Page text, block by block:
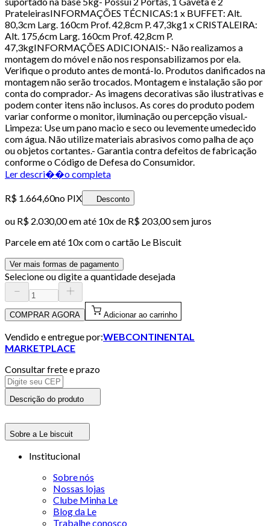
PrateleirasINFORMAÇÕES TÉCNICAS:1 x BUFFET: Alt.
80,3cm Larg. 160cm Prof. 42,8cm P. 47,3kg1 x CRISTALEIRA:
Alt. 175,6cm Larg. 160cm Prof. 42,8cm P.
47,3kgINFORMAÇÕES ADICIONAIS:- Não realizamos a
montagem do móvel e não nos responsabilizamos por ela.
Verifique o produto antes de montá-lo. Produtos danificados na
montagem não serão trocados. Montagem e instalação são por
conta do comprador.- As imagens decorativas são ilustrativas e
podem conter itens não inclusos. As cores do produto podem
variar conforme o monitor, iluminação ou percepção visual.-
Limpeza: Use um pano macio e seco ou levemente umedecido
com água. Não utilize materiais abrasivos como palha de aço
ou objetos cortantes.- Garantia contra defeitos de fabricação
conforme o Código de Defesa do Consumidor.
Ler descri��o completa
R$ 1.664,60no PIX Desconto
ou R$ 2.030,00em até 10x de R$ 203,00 sem juros
Parcele em até 10x com o cartão Le Biscuit
Ver mais formas de pagamento
Selecione ou digite a quantidade desejada
COMPRAR AGORA Adicionar ao carrinho
Vendido e entregue por:WEBCONTINENTAL
MARKETPLACE
Consultar frete e prazo
Descrição do produto
Sobre a Le biscuit
Institucional
Sobre nós
Nossas lojas
Clube Minha Le
Blog da Le
Trabalhe conosco